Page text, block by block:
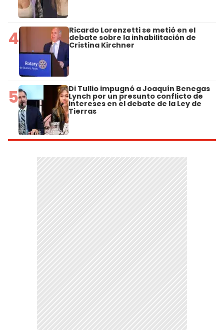
4 Ricardo Lorenzetti se metió en el
debate sobre la inhabilitación de
Cristina Kirchner
5 Di Tullio impugnó a Joaquín Benegas
Lynch por un presunto conflicto de
intereses en el debate de la Ley de
Tierras